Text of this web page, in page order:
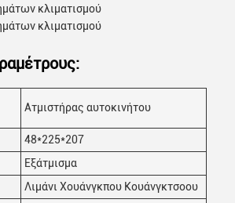
ένα μήνυμα
je snel terug!
κλιματισμού
κλιματισμού
Ατμιστήρας αυτοκινήτου
48*225*207
Εξάτμισμα
Λιμάνι Χουάνγκπου Κουάνγκτσοου